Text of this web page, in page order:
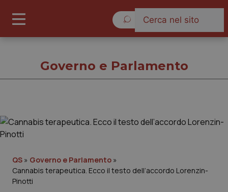
Governo e Parlamento
Governo e Parlamento
QS » Governo e Parlamento »
Cannabis terapeutica. Ecco il testo dell’accordo Lorenzin-
Pinotti